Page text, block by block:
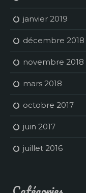
janvier 2019
décembre 2018
novembre 2018
mars 2018
octobre 2017
juin 2017
juillet 2016